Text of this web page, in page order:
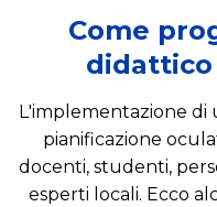
Come
didattico
L'implementazione
pianificazione
docenti, studenti,
esperti locali. Ecco